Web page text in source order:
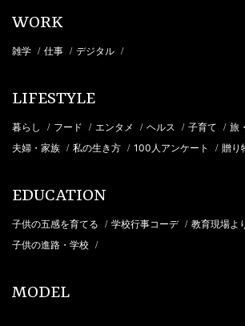
WORK
雑学 / 仕事 / デジタル /
LIFESTYLE
暮らし / フード / エンタメ / ヘルス / 子育て / 旅
夫婦・家族 / 私の生き方 / 100人アンケート / 贈り
EDUCATION
子供の五感を育てる / 学校行事コーデ / 教育現場よ
子供の進路・学校 /
MODEL